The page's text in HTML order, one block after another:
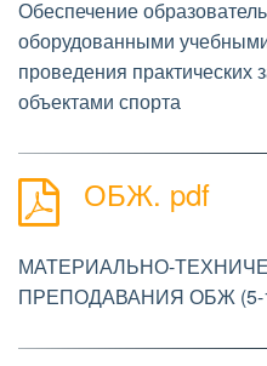
Обеспечение
оборудованными
проведения практических
объектами спорта
ОБЖ. pdf
МАТЕРИАЛЬНО-
ПРЕПОДАВАНИЯ ОБЖ (5-